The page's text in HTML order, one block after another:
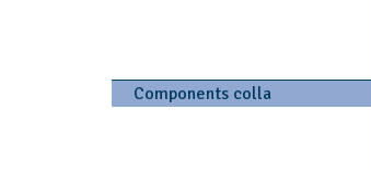
Components colla